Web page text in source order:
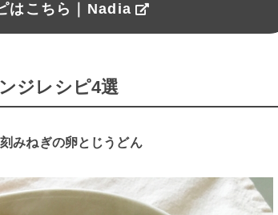
はこちら｜Nadia
ジレシピ4選
みねぎの卵とじうどん